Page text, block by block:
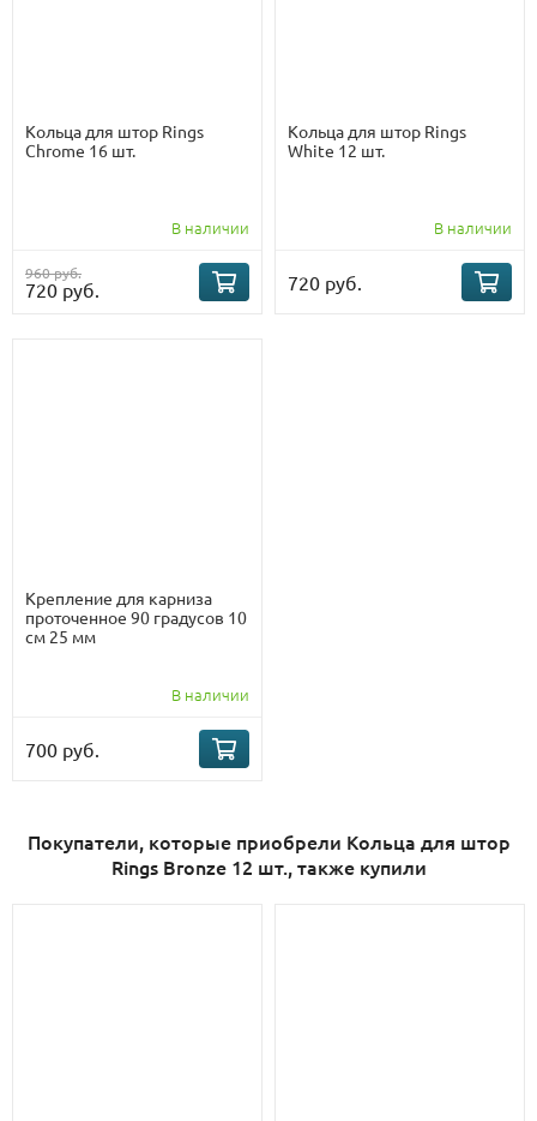
Кольца для штор Rings
Chrome 16 шт.
В наличии
960 руб.
720 руб.
Кольца для штор Rings
White 12 шт.
В наличии
720 руб.
Крепление для карниза
проточенное 90 градусов 10
см 25 мм
В наличии
700 руб.
Покупатели, которые приобрели Кольца для штор
Rings Bronze 12 шт., также купили